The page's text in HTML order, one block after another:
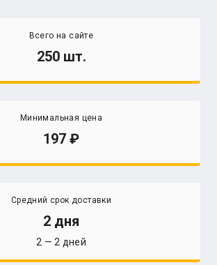
Всего на сайте
250 шт.
Минимальная цена
197
Средний срок доставки
2 дня
2 — 2 дней